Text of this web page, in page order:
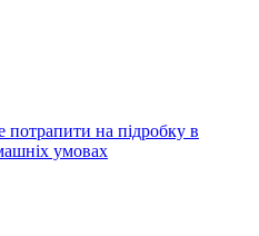
потрапити на підробку в
умовах